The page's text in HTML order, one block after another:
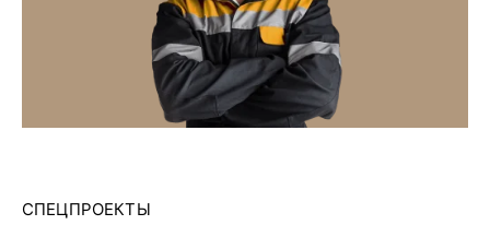
СПЕЦПРОЕКТЫ